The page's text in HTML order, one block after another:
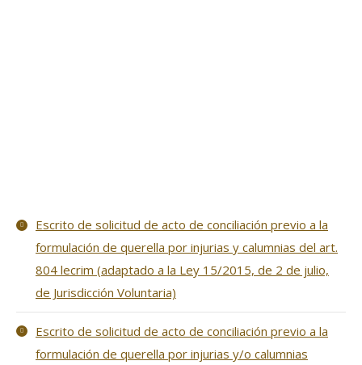
Escrito de solicitud de acto de conciliación previo a la
formulación de querella por injurias y calumnias del art.
804 lecrim (adaptado a la Ley 15/2015, de 2 de julio,
de Jurisdicción Voluntaria)
Escrito de solicitud de acto de conciliación previo a la
formulación de querella por injurias y/o calumnias